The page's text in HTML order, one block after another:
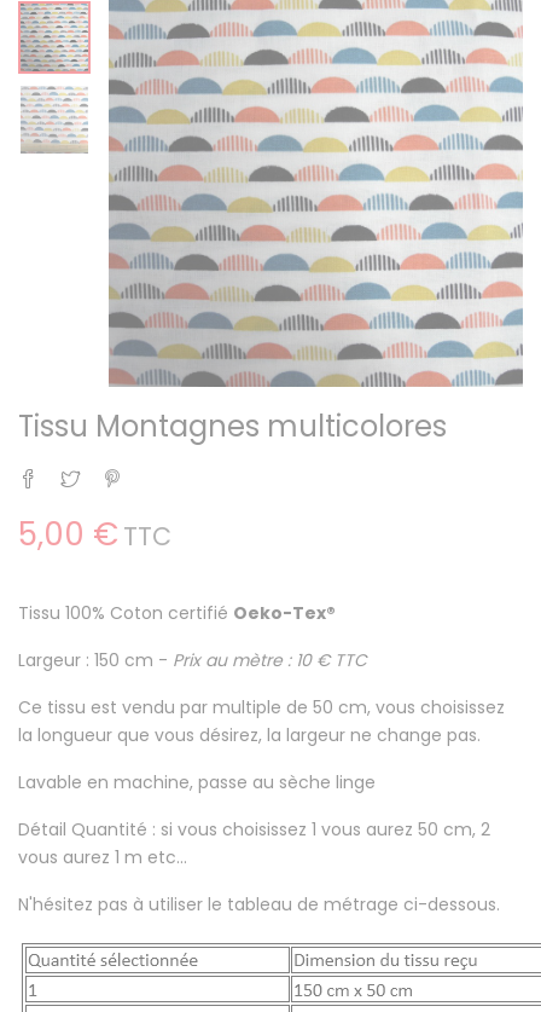
Tissu Montagnes multicolores
Partager
Tweet
5,00 € TTC
Tissu 100% Coton certifié Oeko-Tex®
Largeur : 150 cm - Prix au mètre : 10 € TTC
Ce tissu est vendu par multiple de 50 cm, vous choisissez
la longueur que vous désirez, la largeur ne change pas.
Lavable en machine, passe au sèche linge
Détail Quantité : si vous choisissez 1 vous aurez 50 cm, 2
vous aurez 1 m etc...
N'hésitez pas à utiliser le tableau de métrage ci-dessous.